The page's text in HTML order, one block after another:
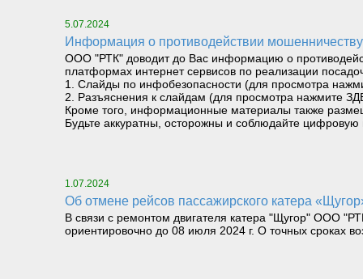
5.07.2024
Информация о противодействии
ООО "РТК" доводит до Вас информацию о
платформах интернет сервисов по реализации
1. Слайды по инфобезопасности (для просмотра
2. Разъяснения к слайдам (для просмотра нажмите
Кроме того, информационные материалы также
Будьте аккуратны, осторожны и соблюдайте цифровую
1.07.2024
Об отмене рейсов пассажирского катера
В связи с ремонтом двигателя катера "Щугор" ООО
ориентировочно до 08 июля 2024 г. О точных сроках